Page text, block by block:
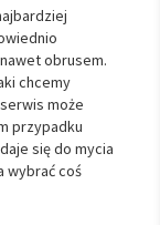
obrusem.
chcemy
może
przypadku
się do mycia
wybrać coś